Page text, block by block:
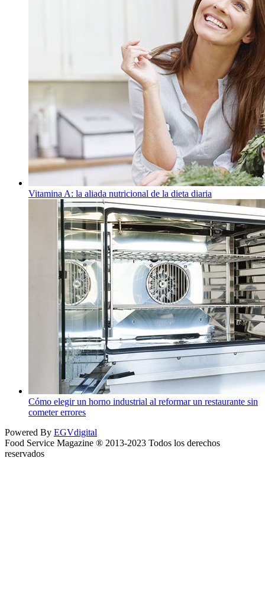
Vitamina A: la aliada nutricional de la dieta diaria
Cómo elegir un horno industrial al reformar un restaurante sin
cometer errores
Powered By EGVdigital
Food Service Magazine ® 2013-2023 Todos los derechos
reservados